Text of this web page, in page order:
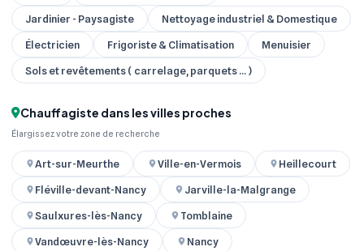
Jardinier - Paysagiste
Nettoyage industriel & Domestique
Électricien
Frigoriste & Climatisation
Menuisier
Sols et revêtements ( carrelage, parquets ... )
Chauffagiste dans les villes proches
Élargissez votre zone de recherche
Art-sur-Meurthe Ville-en-Vermois
Heillecourt
Fléville-devant-Nancy
Jarville-la-Malgrange
Saulxures-lès-Nancy
Tomblaine
Vandœuvre-lès-Nancy
Nancy